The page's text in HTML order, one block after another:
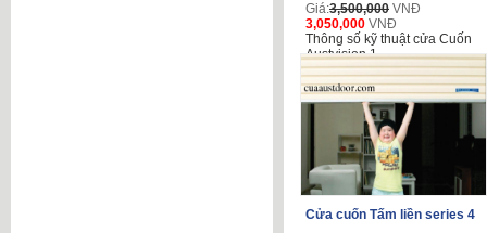
Giá:3,500,000 VNĐ
3,050,000 VNĐ
Thông số kỹ thuật cửa Cuốn
Austvision 1
Cửa cuốn Tấm liền series 4